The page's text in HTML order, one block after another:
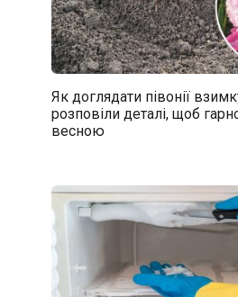
Як доглядати півонії
розповіли деталі, щоб
весною